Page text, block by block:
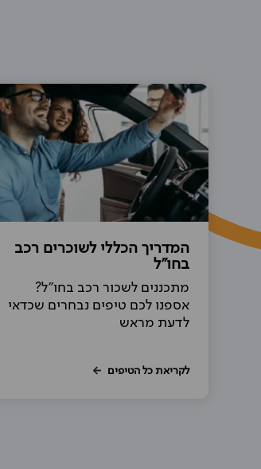
המדריך הכללי לשוכרים רכב
בחו"ל
מתכננים לשכור רכב בחו"ל?
אספנו לכם טיפים נבחרים שכדאי
לדעת מראש
לקריאת כל הטיפים